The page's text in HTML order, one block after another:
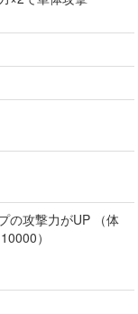
の攻撃力がUP （体
）